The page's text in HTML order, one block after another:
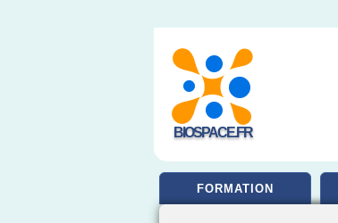
BIOSPACE.FR
FORMATION